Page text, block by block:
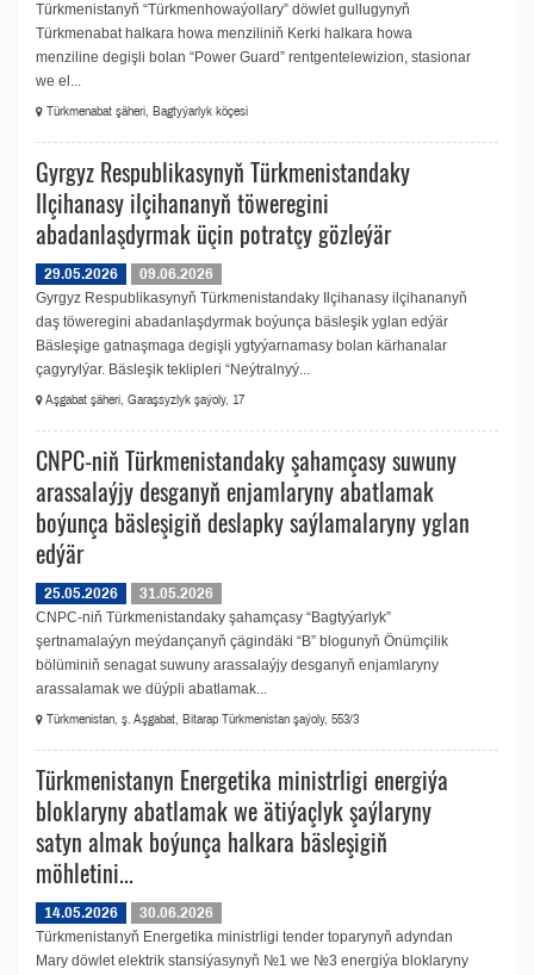
Türkmenistanyň “Türkmenhowaýollary” döwlet gullugynyň
Türkmenabat halkara howa menziliniň Kerki halkara howa
menziline degişli bolan “Power Guard” rentgentelewizion, stasionar
we el...
Türkmenabat şäheri, Bagtyýarlyk köçesi
Gyrgyz Respublikasynyň Türkmenistandaky
Ilçihanasy ilçihananyň töweregini
abadanlaşdyrmak üçin potratçy gözleýär
29.05.2026
09.06.2026
Gyrgyz Respublikasynyň Türkmenistandaky Ilçihanasy ilçihananyň
daş töweregini abadanlaşdyrmak boýunça bäsleşik yglan edýär
Bäsleşige gatnaşmaga degişli ygtyýarnamasy bolan kärhanalar
çagyrylýar. Bäsleşik teklipleri “Neýtralnyý...
Aşgabat şäheri, Garaşsyzlyk şaýoly, 17
CNPC-niň Türkmenistandaky şahamçasy suwuny
arassalaýjy desganyň enjamlaryny abatlamak
boýunça bäsleşigiň deslapky saýlamalaryny yglan
edýär
25.05.2026
31.05.2026
CNPC-niň Türkmenistandaky şahamçasy “Bagtyýarlyk”
şertnamalaýyn meýdançanyň çägindäki “B” blogunyň Önümçilik
bölüminiň senagat suwuny arassalaýjy desganyň enjamlaryny
arassalamak we düýpli abatlamak...
Türkmenistan, ş. Aşgabat, Bitarap Türkmenistan şaýoly, 553/3
Türkmenistanyn Energetika ministrligi energiýa
bloklaryny abatlamak we ätiýaçlyk şaýlaryny
satyn almak boýunça halkara bäsleşigiň
möhletini...
14.05.2026
30.06.2026
Türkmenistanyň Energetika ministrligi tender toparynyň adyndan
Mary döwlet elektrik stansiýasynyň №1 we №3 energiýa bloklaryny